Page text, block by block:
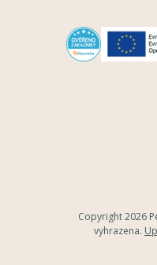
Copyright 2026
vyhrazena.